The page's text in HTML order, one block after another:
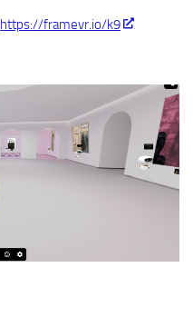
https://framevr.io/k9